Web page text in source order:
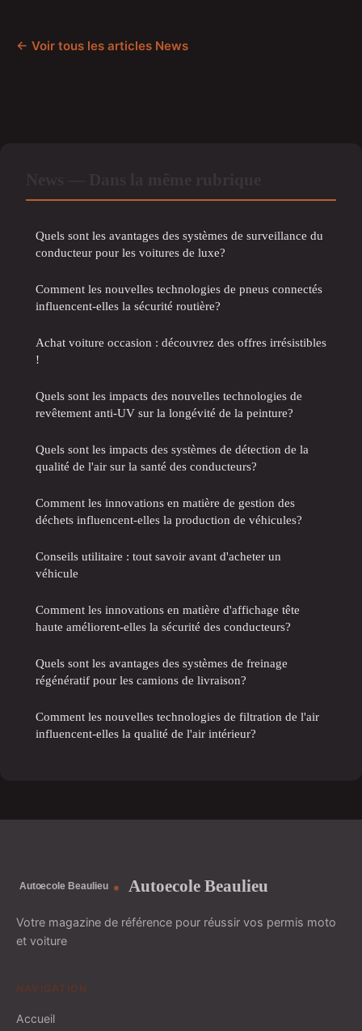
← Voir tous les articles News
Quels sont les avantages des systèmes de surveillance du
conducteur pour les voitures de luxe?
Comment les nouvelles technologies de pneus connectés
influencent-elles la sécurité routière?
Achat voiture occasion : découvrez des offres irrésistibles
!
Quels sont les impacts des nouvelles technologies de
revêtement anti-UV sur la longévité de la peinture?
Quels sont les impacts des systèmes de détection de la
qualité de l'air sur la santé des conducteurs?
Comment les innovations en matière de gestion des
déchets influencent-elles la production de véhicules?
Conseils utilitaire : tout savoir avant d'acheter un
véhicule
Comment les innovations en matière d'affichage tête
haute améliorent-elles la sécurité des conducteurs?
Quels sont les avantages des systèmes de freinage
régénératif pour les camions de livraison?
Comment les nouvelles technologies de filtration de l'air
influencent-elles la qualité de l'air intérieur?
Autoecole Beaulieu
Votre magazine de référence pour réussir vos permis moto
et voiture
NAVIGATION
Accueil